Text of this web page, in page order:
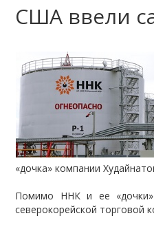
США ввели
«дочка» компании
Помимо ННК и ее «дочки»
северокорейской торговой